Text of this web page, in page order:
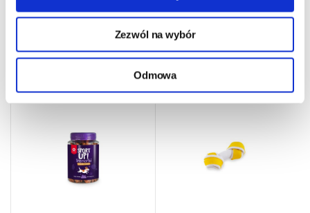
Zezwól na wybór
Odmowa
psie odchody 4x20szt
8,50 zł
Care HYPOALLERGENIC
55,00 zł